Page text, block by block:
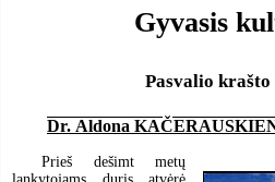
Gyvasis
Pasvalio krašto
Dr. Aldona
Prieš dešimt metų